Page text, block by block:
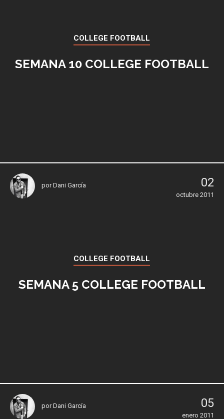
COLLEGE FOOTBALL
SEMANA 10 COLLEGE FOOTBALL
porDani García 02
octubre 2011
COLLEGE FOOTBALL
SEMANA 5 COLLEGE FOOTBALL
porDani García 05
enero 2011